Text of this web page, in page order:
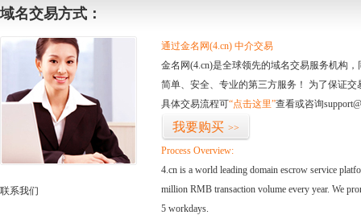
域名交易方式：
联系我们
通过金名网(4.cn) 中介交易
金名网(4.cn)是全球领先的域名交易服务机构
简单、安全、专业的第三方服务！ 为了保证
具体交易流程可“点击这里”查看或咨询
我要购买 >>
Process Overview:
4.cn is a world leading domain escrow service
million RMB transaction volume every year. We
5 workdays.